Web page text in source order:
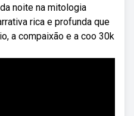
noite na mitologia
rica e profunda que
a compaixão e a coo 30k